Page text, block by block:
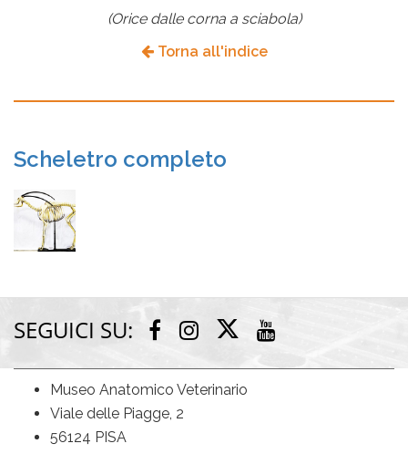
(Orice dalle corna a sciabola)
Torna all'indice
Scheletro completo
SEGUICI SU: Facebook
Instagram
Twitter
Museo Anatomico Veterinario
Viale delle Piagge, 2
56124 PISA